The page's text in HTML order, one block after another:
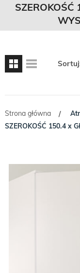
SZEROKOŚĆ
Strona główna /
SZEROKOŚĆ 150.4 x